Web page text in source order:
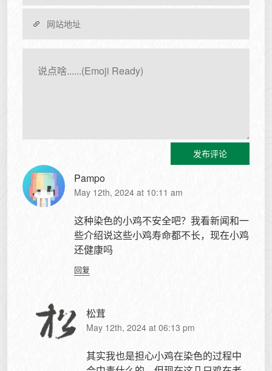
发布评论
Pampo
May 12th, 2024 at 10:11 am
这种染色的小鸡不安全吧？我看新闻和一
些介绍说这些小鸡寿命都不长，现在小鸡
还健康吗
回复
松茸
May 12th, 2024 at 06:13 pm
其实我也是担心小鸡在染色的过程中